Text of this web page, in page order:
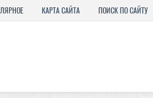
КАРТА САЙТА ПОИСК ПО САЙТУ